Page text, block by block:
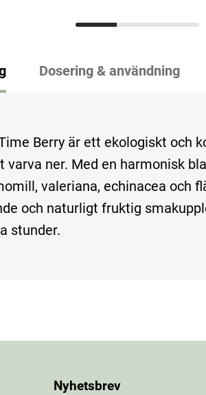
Dosering & användning
Berry är ett ekologiskt och
varva ner. Med en harmonisk
valeriana, echinacea och
och naturligt fruktig
stunder.
Nyhetsbrev